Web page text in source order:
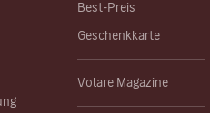
Best-Preis
Geschenkkarte
Volare Magazine